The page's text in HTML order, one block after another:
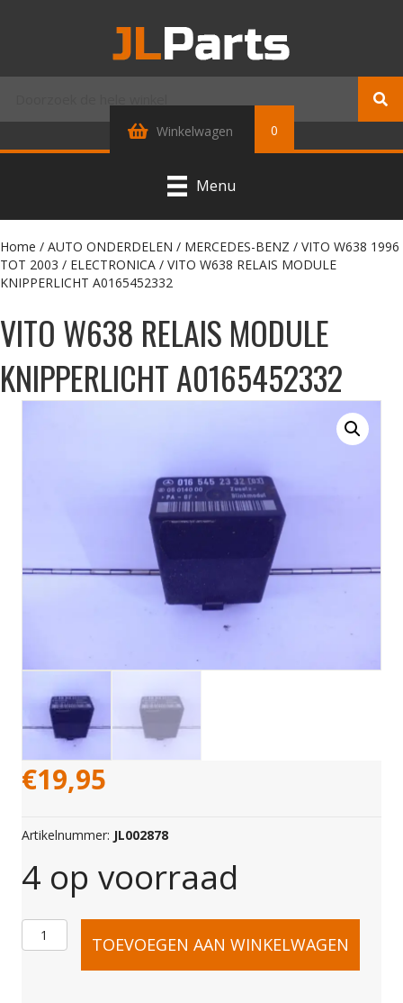
Winkelwagen 0
Menu
Home / AUTO ONDERDELEN / MERCEDES-BENZ / VITO W638 1996
TOT 2003 / ELECTRONICA / VITO W638 RELAIS MODULE
KNIPPERLICHT A0165452332
VITO W638 RELAIS MODULE
KNIPPERLICHT A0165452332
€19,95
Artikelnummer: JL002878
4 op voorraad
VITOTOEVOEGEN AAN WINKELWAGEN